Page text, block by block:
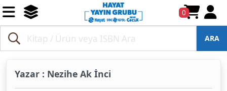
0
ARA
Yazar : Nezihe Ak İnci